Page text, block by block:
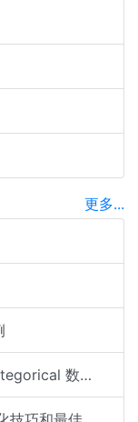
更多...
据类型的使用